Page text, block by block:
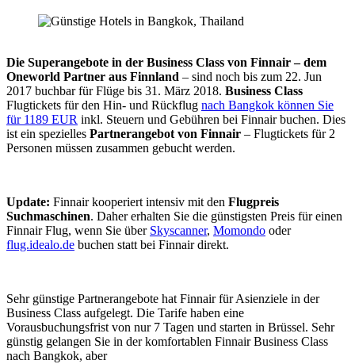
Die Superangebote in der Business Class von Finnair – dem
Oneworld Partner aus Finnland – sind noch bis zum 22. Jun
2017 buchbar für Flüge bis 31. März 2018. Business Class
Flugtickets für den Hin- und Rückflug nach Bangkok können Sie
für 1189 EUR inkl. Steuern und Gebühren bei Finnair buchen. Dies
ist ein spezielles Partnerangebot von Finnair – Flugtickets für 2
Personen müssen zusammen gebucht werden.
Update: Finnair kooperiert intensiv mit den Flugpreis
Suchmaschinen. Daher erhalten Sie die günstigsten Preis für einen
Finnair Flug, wenn Sie über Skyscanner, Momondo oder
flug.idealo.de buchen statt bei Finnair direkt.
Sehr günstige Partnerangebote hat Finnair für Asienziele in der
Business Class aufgelegt. Die Tarife haben eine
Vorausbuchungsfrist von nur 7 Tagen und starten in Brüssel. Sehr
günstig gelangen Sie in der komfortablen Finnair Business Class
nach Bangkok, aber